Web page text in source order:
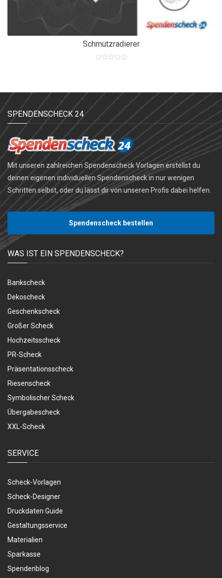
Schmutzradierer
SPENDENSCHECK 24
Mit unseren zahlreichen Spendenscheck Vorlagen erstellst du
deinen eigenen individuellen Spendenscheck in nur wenigen
Schritten selbst, oder du lässt dir von unseren Profis dabei helfen.
Spendenscheck bestellen
WAS IST EIN SPENDENSCHECK?
Bankscheck
Dekoscheck
Geschenkscheck
Großer Scheck
Hochzeitsscheck
PR-Scheck
Präsentationsscheck
Riesenscheck
Symbolischer Scheck
Übergabescheck
XXL-Scheck
SERVICE
Scheck-Vorlagen
Scheck-Designer
Druckdaten Guide
Gestaltungsservice
Materialien
Sparkasse
Spendenblog